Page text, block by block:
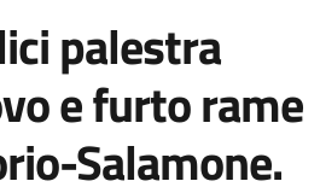
palestra
e furto rame
Salamone.